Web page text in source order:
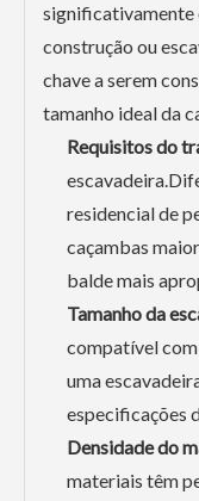
significativamente
construção ou
chave a serem
tamanho ideal da
Requisitos do
residencial de
caçambas
balde mais
Tamanho da
compatível com
uma
especificações
Densidade do
materiais têm